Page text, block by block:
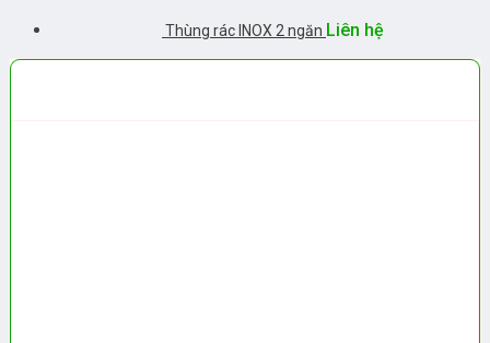
Thùng rác INOX 2 ngăn Liên hệ